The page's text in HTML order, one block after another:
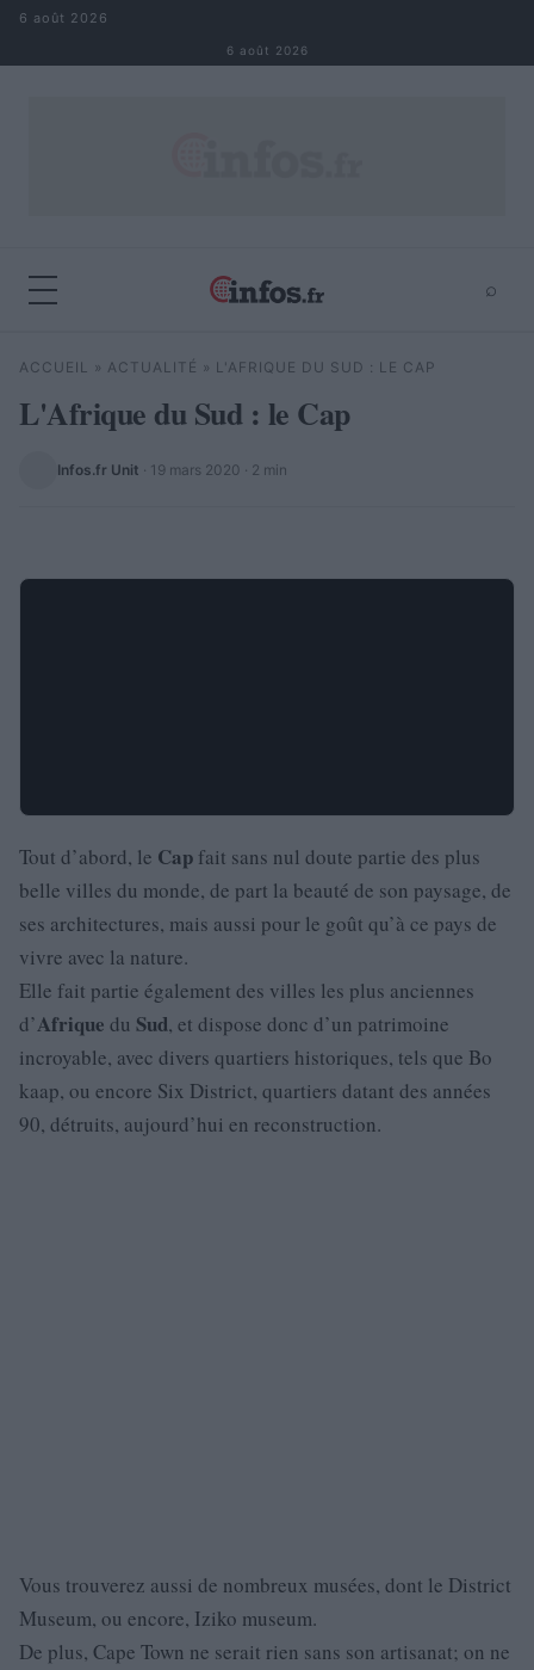
Aller au contenu
6 août 2026
6 août 2026
⌕
Rechercher
ACCUEIL » ACTUALITÉ » L'AFRIQUE DU SUD : LE CAP
L'Afrique du Sud : le Cap
Infos.fr Unit · 19 mars 2020 · 2 min
Tout d’abord, le Cap fait sans nul doute partie des plus
belle villes du monde, de part la beauté de son paysage, de
ses architectures, mais aussi pour le goût qu’à ce pays de
vivre avec la nature.
Elle fait partie également des villes les plus anciennes
d’Afrique du Sud, et dispose donc d’un patrimoine
incroyable, avec divers quartiers historiques, tels que Bo
kaap, ou encore Six District, quartiers datant des années
90, détruits, aujourd’hui en reconstruction.
Vous trouverez aussi de nombreux musées, dont le District
Museum, ou encore, Iziko museum.
De plus, Cape Town ne serait rien sans son artisanat; on ne